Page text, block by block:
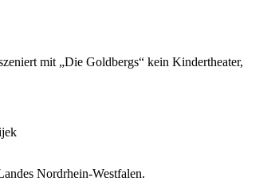
mit „Die Goldbergs“ kein Kindertheater,
Nordrhein-Westfalen.